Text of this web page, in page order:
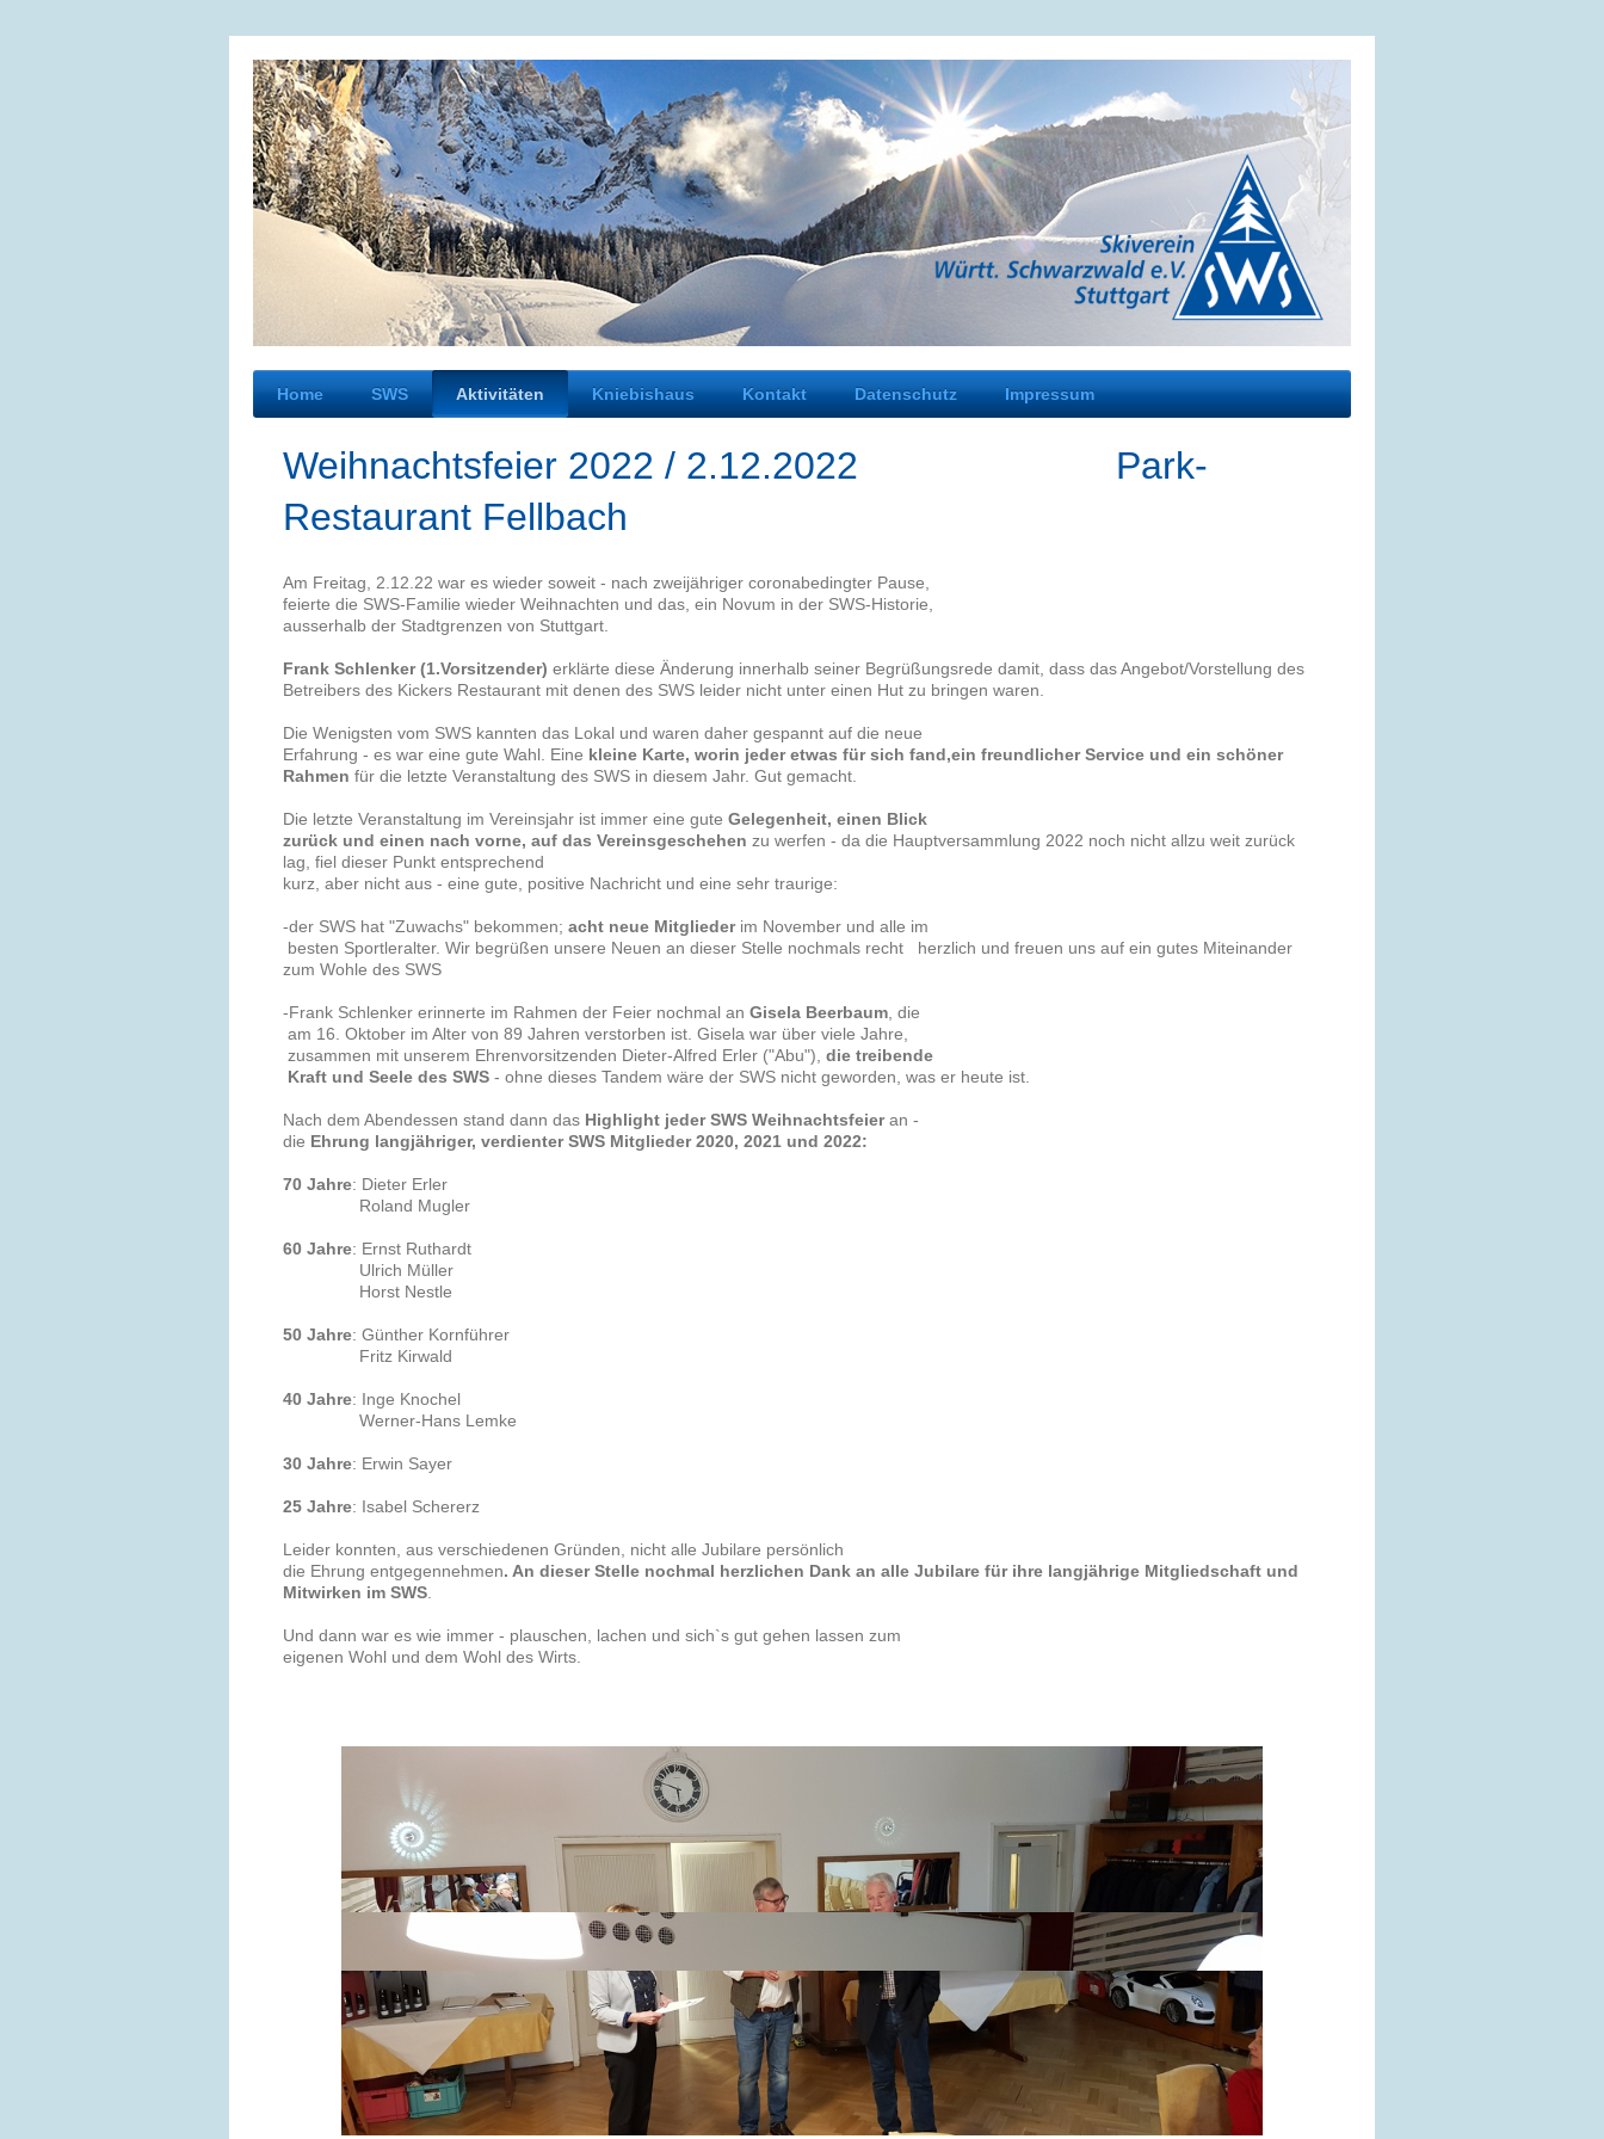
Home SWS Aktivitäten Kniebishaus Kontakt Datenschutz Impressum
Weihnachtsfeier 2022 / 2.12.2022 Park-
Restaurant Fellbach
Am Freitag, 2.12.22 war es wieder soweit - nach zweijähriger coronabedingter Pause,
feierte die SWS-Familie wieder Weihnachten und das, ein Novum in der SWS-Historie,
ausserhalb der Stadtgrenzen von Stuttgart.
Frank Schlenker (1.Vorsitzender) erklärte diese Änderung innerhalb seiner Begrüßungsrede damit, dass das Angebot/Vorstellung des
Betreibers des Kickers Restaurant mit denen des SWS leider nicht unter einen Hut zu bringen waren.
Die Wenigsten vom SWS kannten das Lokal und waren daher gespannt auf die neue
Erfahrung - es war eine gute Wahl. Eine kleine Karte, worin jeder etwas für sich fand,ein freundlicher Service und ein schöner
Rahmen für die letzte Veranstaltung des SWS in diesem Jahr. Gut gemacht.
Die letzte Veranstaltung im Vereinsjahr ist immer eine gute Gelegenheit, einen Blick
zurück und einen nach vorne, auf das Vereinsgeschehen zu werfen - da die Hauptversammlung 2022 noch nicht allzu weit zurück
lag, fiel dieser Punkt entsprechend
kurz, aber nicht aus - eine gute, positive Nachricht und eine sehr traurige:
-der SWS hat "Zuwachs" bekommen; acht neue Mitgliederim November und alle im
besten Sportleralter. Wir begrüßen unsere Neuen an dieser Stelle nochmals recht herzlich und freuen uns auf ein gutes Miteinander
zum Wohle des SWS
-Frank Schlenker erinnerte im Rahmen der Feier nochmal an Gisela Beerbaum , die
am 16. Oktober im Alter von 89 Jahren verstorben ist. Gisela war über viele Jahre,
zusammen mit unserem Ehrenvorsitzenden Dieter-Alfred Erler ("Abu"), die treibende
Kraft und Seele des SWS - ohne dieses Tandem wäre der SWS nicht geworden, was er heute ist.
Nach dem Abendessen stand dann das Highlight jeder SWS Weihnachtsfeieran -
die Ehrung langjähriger, verdienter SWS Mitglieder 2020, 2021 und 2022:
70 Jahre: Dieter Erler
Roland Mugler
60 Jahre: Ernst Ruthardt
Ulrich Müller
Horst Nestle
50 Jahre: Günther Kornführer
Fritz Kirwald
40 Jahre: Inge Knochel
Werner-Hans Lemke
30 Jahre: Erwin Sayer
25 Jahre: Isabel Schererz
Leider konnten, aus verschiedenen Gründen, nicht alle Jubilare persönlich
die Ehrung entgegennehmen. An dieser Stelle nochmal herzlichen Dank an alle Jubilare für ihre langjährige Mitgliedschaft und
Mitwirken im SWS
Und dann war es wie immer - plauschen, lachen und sich`s gut gehen lassen zum
eigenen Wohl und dem Wohl des Wirts.